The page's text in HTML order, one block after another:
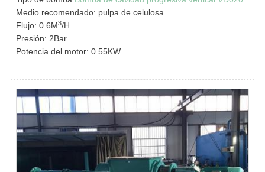
Medio recomendado: pulpa de celulosa
Flujo: 0.6M3/H
Presión: 2Bar
Potencia del motor: 0.55KW